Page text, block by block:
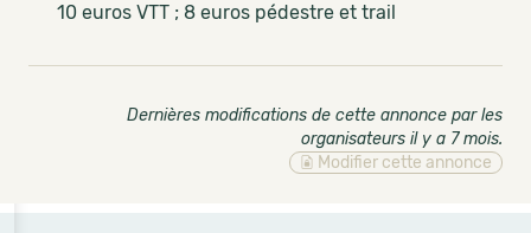
10 euros VTT ; 8 euros pédestre et trail
Dernières modifications de cette annonce par les
organisateurs il y a 7 mois.
Modifier cette annonce